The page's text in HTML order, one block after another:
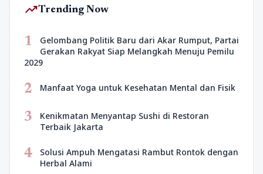
trending_upTrending Now
1
Gelombang Politik Baru dari Akar Rumput, Partai
Gerakan Rakyat Siap Melangkah Menuju Pemilu
2029
2 Manfaat Yoga untuk Kesehatan Mental dan Fisik
3
Kenikmatan Menyantap Sushi di Restoran
Terbaik Jakarta
4
Solusi Ampuh Mengatasi Rambut Rontok dengan
Herbal Alami